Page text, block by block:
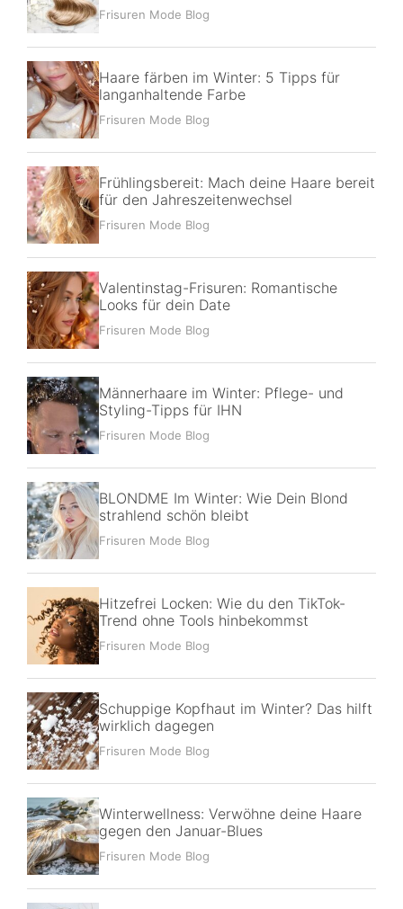
Frisuren Mode Blog
Haare färben im Winter: 5 Tipps für
langanhaltende Farbe
Frisuren Mode Blog
Frühlingsbereit: Mach deine Haare bereit
für den Jahreszeitenwechsel
Frisuren Mode Blog
Valentinstag-Frisuren: Romantische
Looks für dein Date
Frisuren Mode Blog
Männerhaare im Winter: Pflege- und
Styling-Tipps für IHN
Frisuren Mode Blog
BLONDME Im Winter: Wie Dein Blond
strahlend schön bleibt
Frisuren Mode Blog
Hitzefrei Locken: Wie du den TikTok-
Trend ohne Tools hinbekommst
Frisuren Mode Blog
Schuppige Kopfhaut im Winter? Das hilft
wirklich dagegen
Frisuren Mode Blog
Winterwellness: Verwöhne deine Haare
gegen den Januar-Blues
Frisuren Mode Blog